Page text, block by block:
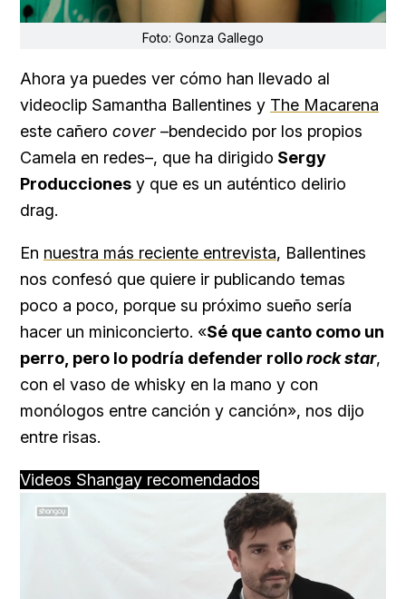
Foto: Gonza Gallego
Ahora ya puedes ver cómo han llevado al
videoclip Samantha Ballentines y The Macarena
este cañero cover –bendecido por los propios
Camela en redes–, que ha dirigido Sergy
Producciones y que es un auténtico delirio
drag.
En nuestra más reciente entrevista, Ballentines
nos confesó que quiere ir publicando temas
poco a poco, porque su próximo sueño sería
hacer un miniconcierto. «Sé que canto como un
perro, pero lo podría defender rollorock star,
con el vaso de whisky en la mano y con
monólogos entre canción y canción», nos dijo
entre risas.
Videos Shangay recomendados